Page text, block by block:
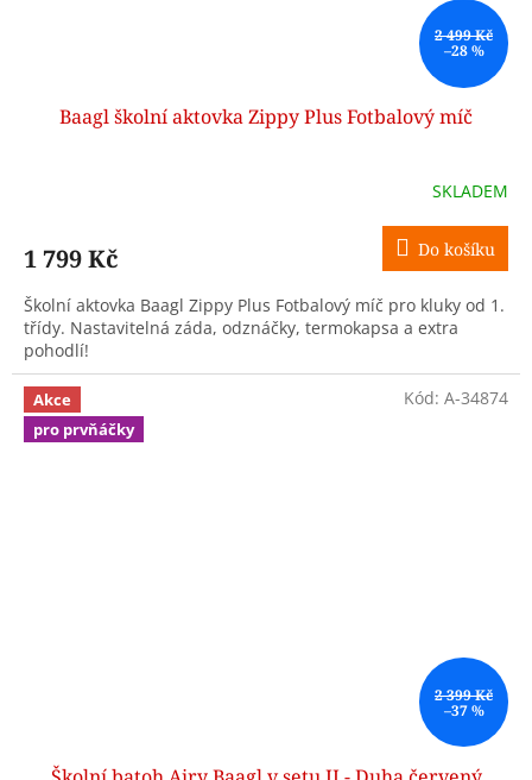
2 499 Kč
–28 %
Baagl školní aktovka Zippy Plus Fotbalový míč
SKLADEM
1 799 Kč Do košíku
Školní aktovka Baagl Zippy Plus Fotbalový míč pro kluky od 1.
třídy. Nastavitelná záda, odznáčky, termokapsa a extra
pohodlí!
Akce
pro prvňáčky
2 399 Kč
–37 %
Kód: A-34874